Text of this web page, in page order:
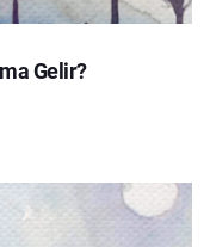
Gelir?